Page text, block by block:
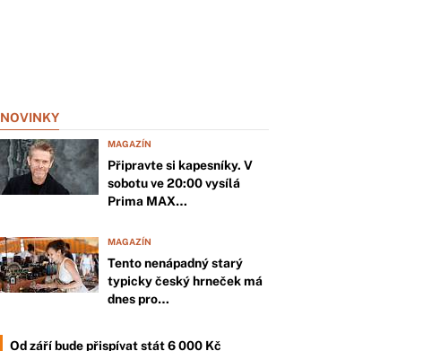
NOVINKY
MAGAZÍN
Připravte si kapesníky. V
sobotu ve 20:00 vysílá
Prima MAX…
MAGAZÍN
Tento nenápadný starý
typicky český hrneček má
dnes pro…
Od září bude přispívat stát 6 000 Kč